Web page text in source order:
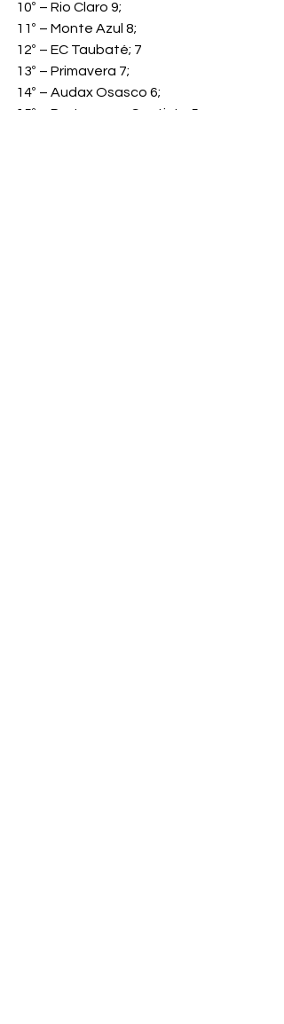
10º – Rio Claro 9;
11º – Monte Azul 8;
12º – EC Taubaté; 7
13º – Primavera 7;
14º – Audax Osasco 6;
15º – Portuguesa Santista 5 e